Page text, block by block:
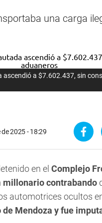
una carga
a $7.602.437, sin
2025 - 18:29
en el Complejo
millonario contrabando
automotrices ocultos
Mendoza y fue